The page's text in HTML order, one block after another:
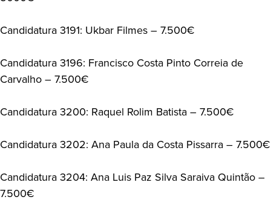
Candidatura 3191: Ukbar Filmes – 7.500€
Candidatura 3196: Francisco Costa Pinto Correia de
Carvalho – 7.500€
Candidatura 3200: Raquel Rolim Batista – 7.500€
Candidatura 3202: Ana Paula da Costa Pissarra – 7.500€
Candidatura 3204: Ana Luis Paz Silva Saraiva Quintão –
7.500€